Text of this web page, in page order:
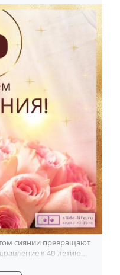
сиянии превращают
к 40-летию